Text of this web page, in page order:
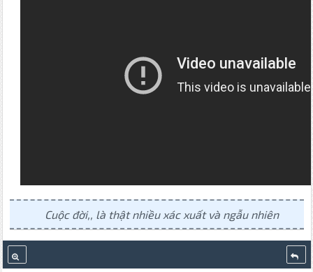
Cuộc đời,, là thật nhiều xác xuất và ngẫu nhiên